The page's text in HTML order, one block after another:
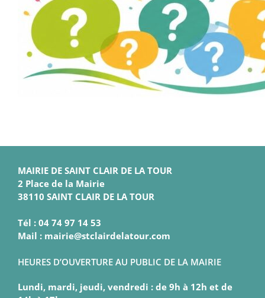
MAIRIE DE SAINT CLAIR DE LA TOUR
2 Place de la Mairie
38110 SAINT CLAIR DE LA TOUR
Tél : 04 74 97 14 53
Mail : mairie@stclairdelatour.com
HEURES D’OUVERTURE AU PUBLIC DE LA MAIRIE
Lundi, mardi, jeudi, vendredi : de 9h à 12h et de